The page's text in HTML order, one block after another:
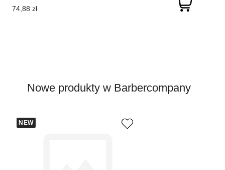
74,88 zł
Nowe produkty w Barbercompany
NEW